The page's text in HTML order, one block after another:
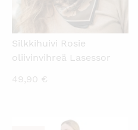
Silkkihuivi Rosie
oliivinvihreä Lasessor
49,90 €